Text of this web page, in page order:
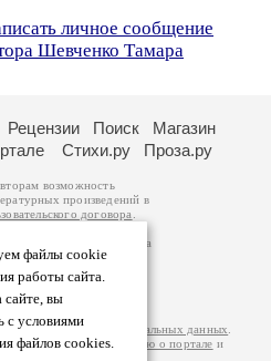
личное сообщение
Шевченко Тамара
файлы cookie
работы сайта.
сайте, вы
с условиями
файлов cookies.
Рецензии Поиск
Магазин
Стихи.ру Проза.ру
возможность
произведений в
договора
принадлежат авторам
произведений возможна
вы можете
Ответственность за
самостоятельно на
обработки персональных данных
подробнуюинформацию о портале и